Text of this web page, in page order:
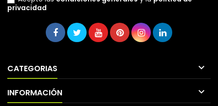
privacidad
CATEGORIAS 
INFORMACIÓN 